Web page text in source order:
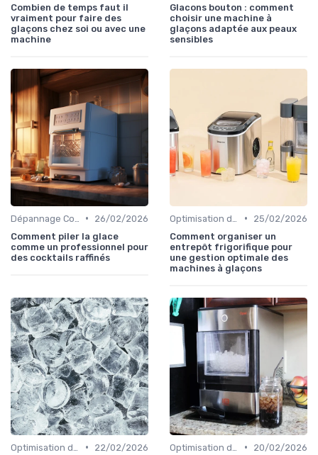
Combien de temps faut il
vraiment pour faire des
glaçons chez soi ou avec une
machine
Glacons bouton : comment
choisir une machine à
glaçons adaptée aux peaux
sensibles
•
26/02/2026
Comment piler la glace
comme un professionnel pour
des cocktails raffinés
•
25/02/2026
Comment organiser un
entrepôt frigorifique pour
une gestion optimale des
machines à glaçons
•
22/02/2026
•
20/02/2026